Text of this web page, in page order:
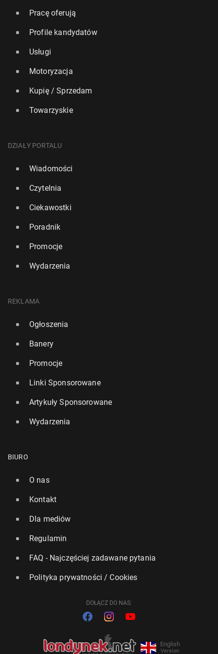
Pracę oferują
Profile kandydatów
Usługi
Motoryzacja
Kupię / Sprzedam
Towarzyskie
DZIAŁY PORTALU
Wiadomości
Czytelnia
Ciekawostki
Poradnik
Promocje
Wydarzenia
REKLAMA
Ogłoszenia
Banery
Promocje
Linki Sponsorowane
Artykuły Sponsorowane
Wydarzenia
BIURO
O nas
Kontakt
Dla mediów
Regulamin
FAQ - Najczęściej zadawane pytania
Polityka prywatności / Cookies
DOŁĄCZ DO NAS:
English
Version